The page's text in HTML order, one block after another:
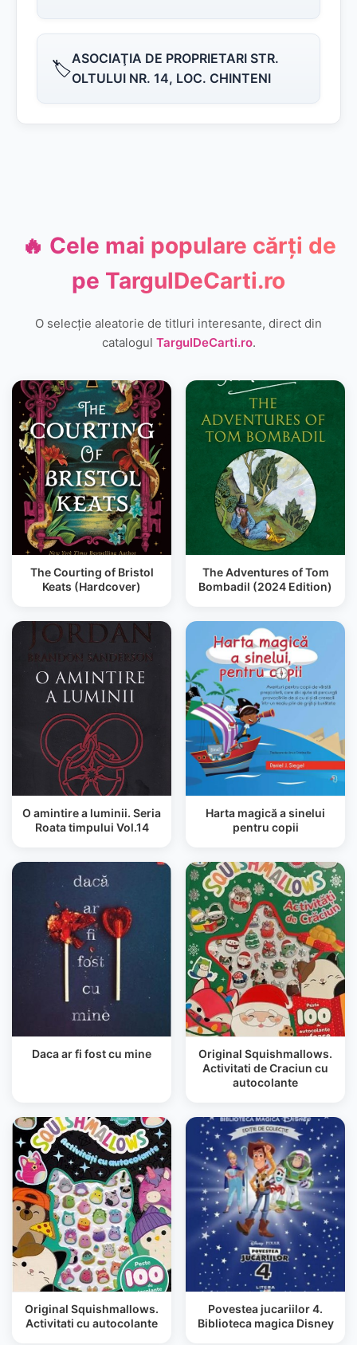
🏷️ASOCIAŢIA DE PROPRIETARI STR.
OLTULUI NR. 14, LOC. CHINTENI
🔥 Cele mai populare cărți de
pe TargulDeCarti.ro
O selecție aleatorie de titluri interesante, direct din
catalogul TargulDeCarti.ro.
The Courting of Bristol
Keats (Hardcover)
The Adventures of Tom
Bombadil (2024 Edition)
O amintire a luminii. Seria
Roata timpului Vol.14
Harta magică a sinelui
pentru copii
Daca ar fi fost cu mine
Original Squishmallows.
Activitati de Craciun cu
autocolante
Original Squishmallows.
Activitati cu autocolante
Povestea jucariilor 4.
Biblioteca magica Disney